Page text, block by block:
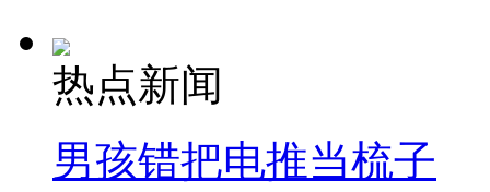
热点新闻
男孩错把电推当梳子